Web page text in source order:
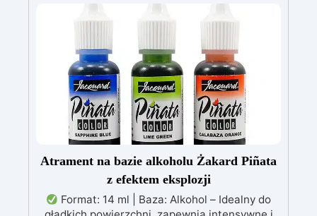
Odporna na wilgoć, z błyszczącą i ochronną
środowiska
Bezpieczna i bezzapachowa,
wolna od rozpuszczalników i BPA, idealna do
komfortowej i przyjemnej pracy
Atrament na bazie alkoholu Żakard Piñata
z efektem eksplozji
Format: 14 ml | Baza: Alkohol – Idealny do